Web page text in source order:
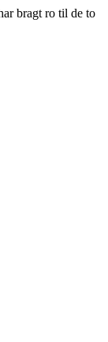
bragt ro til de to